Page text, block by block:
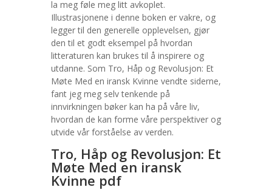
la meg føle meg litt avkoplet.
Illustrasjonene i denne boken er vakre, og
legger til den generelle opplevelsen, gjør
den til et godt eksempel på hvordan
litteraturen kan brukes til å inspirere og
utdanne. Som Tro, Håp og Revolusjon: Et
Møte Med en iransk Kvinne vendte siderne,
fant jeg meg selv tenkende på
innvirkningen bøker kan ha på våre liv,
hvordan de kan forme våre perspektiver og
utvide vår forståelse av verden.
Tro, Håp og Revolusjon: Et
Møte Med en iransk
Kvinne pdf